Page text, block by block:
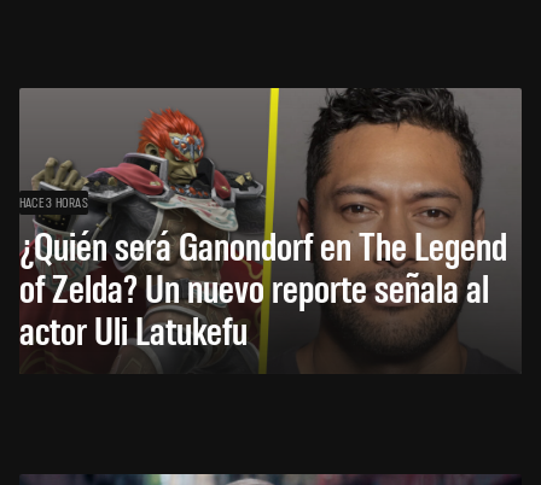
HACE 3 HORAS
¿Quién será Ganondorf en The Legend
of Zelda? Un nuevo reporte señala al
actor Uli Latukefu